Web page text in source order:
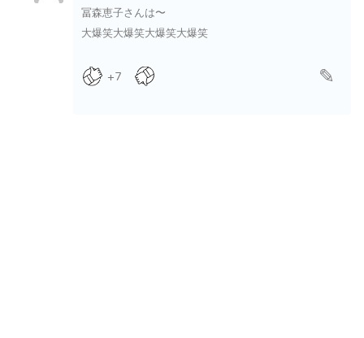
冨森恵子さんは〜
大爆笑大爆笑大爆笑大爆笑
+7